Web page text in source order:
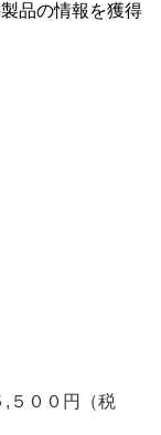
品の情報を獲得
５００円（税